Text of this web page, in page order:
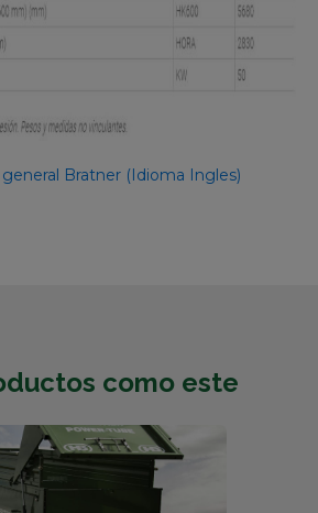
Bratner (Idioma Ingles)
como este